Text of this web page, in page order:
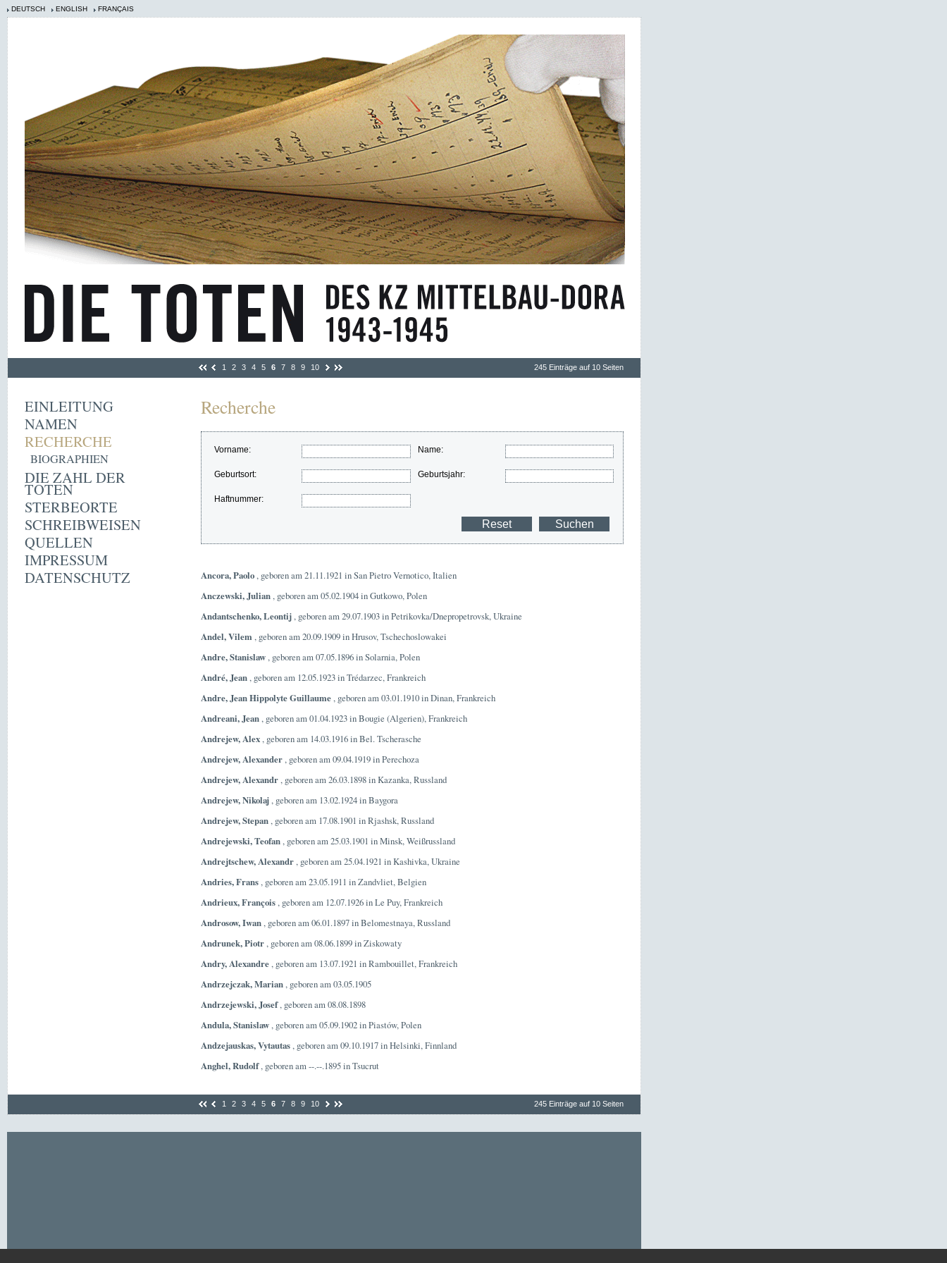
DEUTSCH ENGLISH FRANÇAIS
1 2 3 4 5 6 7 8 9 10 245 Einträge auf 10 Seiten
EINLEITUNG
NAMEN
RECHERCHE
BIOGRAPHIEN
DIE ZAHL DER
TOTEN
STERBEORTE
SCHREIBWEISEN
QUELLEN
IMPRESSUM
DATENSCHUTZ
Recherche
Vorname: Name:
Geburtsort: Geburtsjahr:
Haftnummer:
Ancora, Paolo, geboren am 21.11.1921 in San Pietro Vernotico, Italien
Anczewski, Julian, geboren am 05.02.1904 in Gutkowo, Polen
Andantschenko, Leontij, geboren am 29.07.1903 in Petrikovka/Dnepropetrovsk, Ukraine
Andel, Vilem, geboren am 20.09.1909 in Hrusov, Tschechoslowakei
Andre, Stanislaw, geboren am 07.05.1896 in Solarnia, Polen
André, Jean, geboren am 12.05.1923 in Trédarzec, Frankreich
Andre, Jean Hippolyte Guillaume, geboren am 03.01.1910 in Dinan, Frankreich
Andreani, Jean, geboren am 01.04.1923 in Bougie (Algerien), Frankreich
Andrejew, Alex, geboren am 14.03.1916 in Bel. Tscherasche
Andrejew, Alexander, geboren am 09.04.1919 in Perechoza
Andrejew, Alexandr, geboren am 26.03.1898 in Kazanka, Russland
Andrejew, Nikolaj, geboren am 13.02.1924 in Baygora
Andrejew, Stepan, geboren am 17.08.1901 in Rjashsk, Russland
Andrejewski, Teofan, geboren am 25.03.1901 in Minsk, Weißrussland
Andrejtschew, Alexandr, geboren am 25.04.1921 in Kashivka, Ukraine
Andries, Frans, geboren am 23.05.1911 in Zandvliet, Belgien
Andrieux, François, geboren am 12.07.1926 in Le Puy, Frankreich
Androsow, Iwan, geboren am 06.01.1897 in Belomestnaya, Russland
Andrunek, Piotr, geboren am 08.06.1899 in Ziskowaty
Andry, Alexandre, geboren am 13.07.1921 in Rambouillet, Frankreich
Andrzejczak, Marian, geboren am 03.05.1905
Andrzejewski, Josef, geboren am 08.08.1898
Andula, Stanislaw, geboren am 05.09.1902 in Piastów, Polen
Andzejauskas, Vytautas, geboren am 09.10.1917 in Helsinki, Finnland
Anghel, Rudolf, geboren am --.--.1895 in Tsucrut
1 2 3 4 5 6 7 8 9 10 245 Einträge auf 10 Seiten